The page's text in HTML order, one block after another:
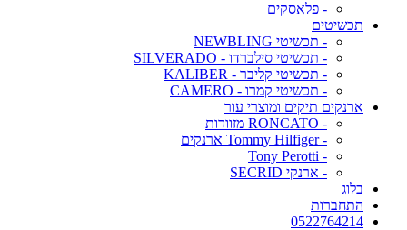
- פלאסקים
תכשיטים
- תכשיטי NEWBLING
- תכשיטי סילברדו - SILVERADO
- תכשיטי קליבר - KALIBER
- תכשיטי קמרו - CAMERO
ארנקים תיקים ומוצרי עור
- RONCATO מזוודות
- Tommy Hilfiger ארנקים
- Tony Perotti
- ארנקי SECRID
בלוג
התחברות
0522764214